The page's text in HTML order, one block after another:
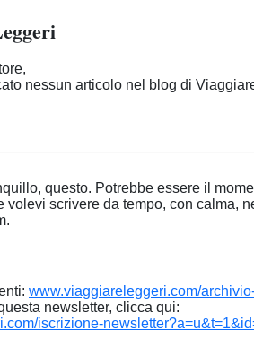
nessun articolo nel blog di
questo. Potrebbe essere il
volevi scrivere da tempo, con calma,
www.viaggiareleggeri.com/
newsletter, clicca qui:
iscrizione-